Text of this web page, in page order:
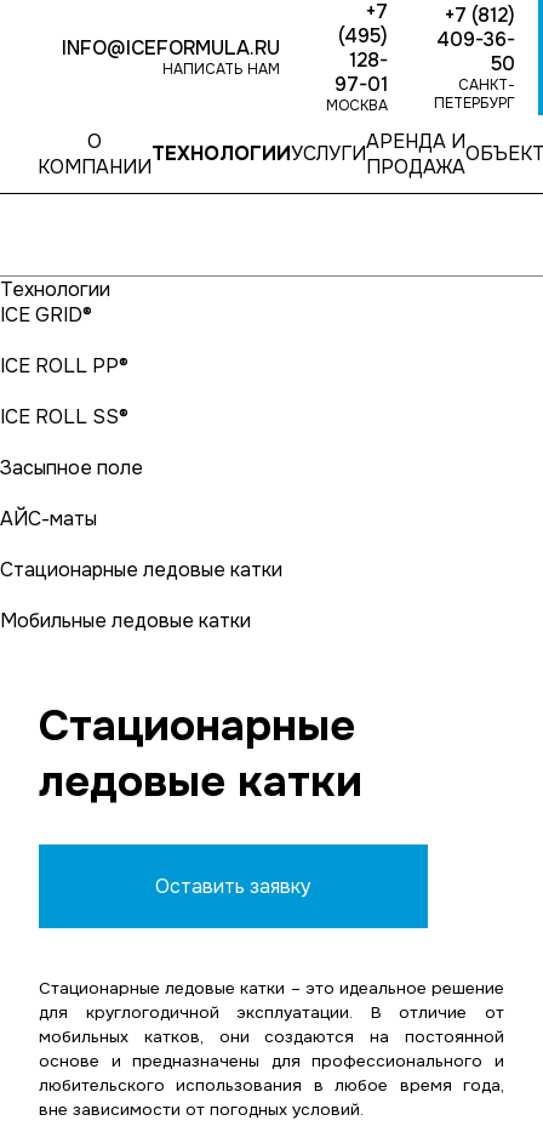
INFO@ICEFORMULA.RU
НАПИСАТЬ НАМ
+7
(495)
128-
97-01
МОСКВА
+7 (812)
409-36-
50
САНКТ-
ПЕТЕРБУРГ
О
КОМПАНИИТЕХНОЛОГИИУСЛУГИАРЕНДА И
ПРОДАЖА
Технологии
ICE GRID®
ICE ROLL PP®
ICE ROLL SS®
Засыпное поле
АЙС-маты
Стационарные ледовые катки
Мобильные ледовые катки
Стационарные
ледовые катки
Оставить заявку
Стационарные ледовые катки – это идеальное решение
для круглогодичной эксплуатации. В отличие от
мобильных катков, они создаются на постоянной
основе и предназначены для профессионального и
любительского использования в любое время года,
вне зависимости от погодных условий.